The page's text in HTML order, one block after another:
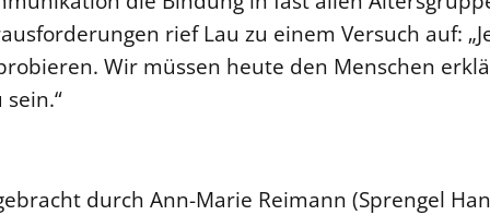
rief Lau zu einem Versuch auf:
Wir müssen heute den Menschen
durch Ann-Marie Reimann (Sprengel